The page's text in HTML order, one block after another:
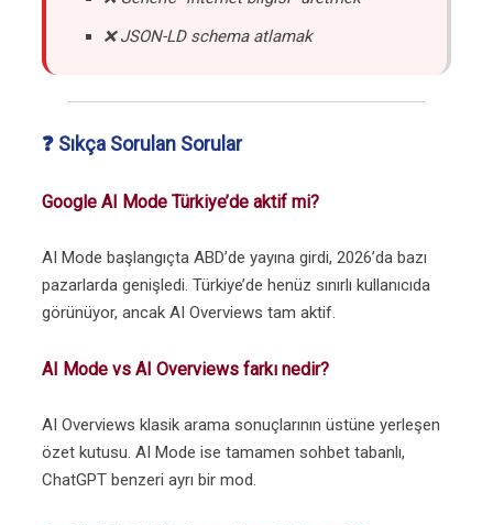
❌ JSON-LD schema atlamak
❓ Sıkça Sorulan Sorular
Google AI Mode Türkiye’de aktif mi?
AI Mode başlangıçta ABD’de yayına girdi, 2026’da bazı
pazarlarda genişledi. Türkiye’de henüz sınırlı kullanıcıda
görünüyor, ancak AI Overviews tam aktif.
AI Mode vs AI Overviews farkı nedir?
AI Overviews klasik arama sonuçlarının üstüne yerleşen
özet kutusu. AI Mode ise tamamen sohbet tabanlı,
ChatGPT benzeri ayrı bir mod.